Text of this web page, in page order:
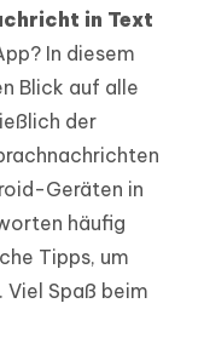
in Text
In diesem
Blick auf alle
der
Geräten in
häufig
Tipps, um
Spaß beim